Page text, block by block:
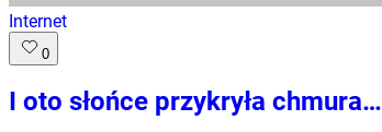
Internet
0
I oto słońce przykryła chmura…